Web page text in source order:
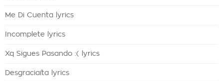
Me Di Cuenta lyrics
Incomplete lyrics
Xq Sigues Pasando :( lyrics
Desgraciaíta lyrics